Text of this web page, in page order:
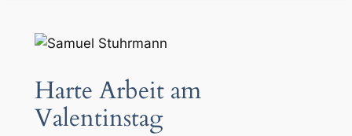
Harte Arbeit am
Valentinstag